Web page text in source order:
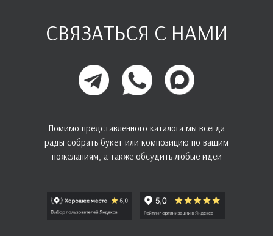
СВЯЗАТЬСЯ С НАМИ
Помимо представленного каталога мы всегда
рады собрать букет или композицию по вашим
пожеланиям, а также обсудить любые идеи